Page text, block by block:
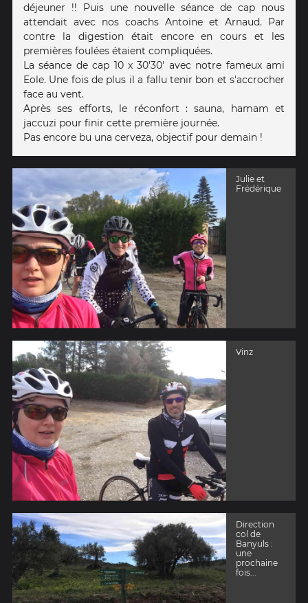
déjeuner !! Puis une nouvelle séance de cap nous
attendait avec nos coachs Antoine et Arnaud. Par
contre la digestion était encore en cours et les
premières foulées étaient compliquées.
La séance de cap 10 x 30'30' avec notre fameux ami
Eole. Une fois de plus il a fallu tenir bon et s'accrocher
face au vent.
Après ses efforts, le réconfort : sauna, hamam et
jaccuzi pour finir cette première journée.
Pas encore bu una cerveza, objectif pour demain !
Julie et
Frédérique
Vinz
Direction
col de
Banyuls :
une
prochaine
fois...